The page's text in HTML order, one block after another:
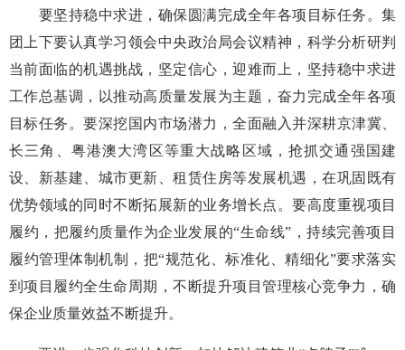
要坚持稳中求进，确保圆满完成全年各项目标任务。集
团上下要认真学习领会中央政治局会议精神，科学分析研判
当前面临的机遇挑战，坚定信心，迎难而上，坚持稳中求进
工作总基调，以推动高质量发展为主题，奋力完成全年各项
目标任务。要深挖国内市场潜力，全面融入并深耕京津冀、
长三角、粤港澳大湾区等重大战略区域，抢抓交通强国建
设、新基建、城市更新、租赁住房等发展机遇，在巩固既有
优势领域的同时不断拓展新的业务增长点。要高度重视项目
履约，把履约质量作为企业发展的“生命线”，持续完善项目
履约管理体制机制，把“规范化、标准化、精细化”要求落实
到项目履约全生命周期，不断提升项目管理核心竞争力，确
保企业质量效益不断提升。